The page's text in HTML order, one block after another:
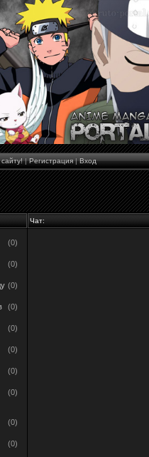
|Регистрация|Вход
Чат:
(0)
(0)
(0)
(0)
(0)
(0)
(0)
(0)
(0)
(0)